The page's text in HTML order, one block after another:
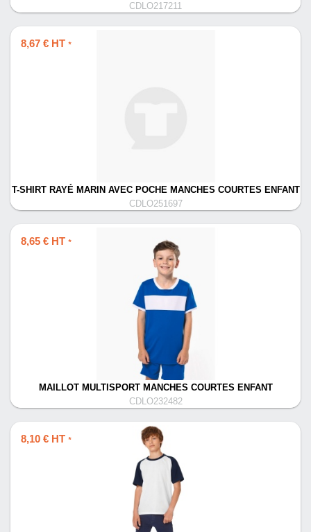
CDLO217211
8,67 € HT *
T-SHIRT RAYÉ MARIN AVEC POCHE MANCHES COURTES ENFANT
CDLO251697
8,65 € HT *
MAILLOT MULTISPORT MANCHES COURTES ENFANT
CDLO232482
8,10 € HT *